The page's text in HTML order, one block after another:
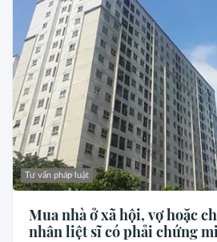
Tư vấn pháp luật
Mua nhà ở xã hội, vợ hoặc
nhân liệt sĩ có phải chứng